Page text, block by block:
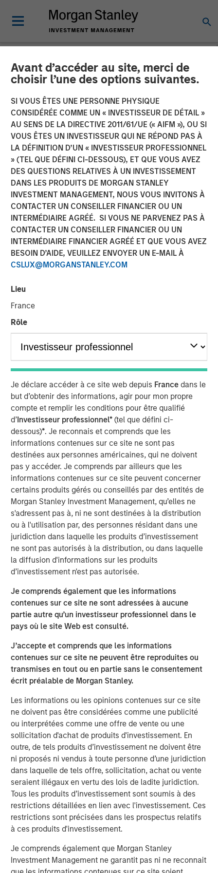
Avant d’accéder au site, merci de
choisir l’une des options suivantes.
SI VOUS ÊTES UNE PERSONNE PHYSIQUE
CONSIDÉRÉE COMME UN « INVESTISSEUR DE DÉTAIL »
AU SENS DE LA DIRECTIVE 2011/61/UE (« AIFM »), OU SI
VOUS ÊTES UN INVESTISSEUR QUI NE RÉPOND PAS À
LA DÉFINITION D’UN « INVESTISSEUR PROFESSIONNEL
» (TEL QUE DÉFINI CI-DESSOUS), ET QUE VOUS AVEZ
DES QUESTIONS RELATIVES À UN INVESTISSEMENT
DANS LES PRODUITS DE MORGAN STANLEY
INVESTMENT MANAGEMENT, NOUS VOUS INVITONS À
CONTACTER UN CONSEILLER FINANCIER OU UN
INTERMÉDIAIRE AGRÉÉ. SI VOUS NE PARVENEZ PAS À
CONTACTER UN CONSEILLER FINANCIER OU UN
INTERMÉDIAIRE FINANCIER AGRÉÉ ET QUE VOUS AVEZ
BESOIN D’AIDE, VEUILLEZ ENVOYER UN E-MAIL À
CSLUX@MORGANSTANLEY.COM
Lieu
France
Rôle
Je déclare accéder à ce site web depuis France dans le
but d’obtenir des informations, agir pour mon propre
compte et remplir les conditions pour être qualifié
d’Investisseur professionnel*(tel que défini ci-
dessous)*. Je reconnais et comprends que les
informations contenues sur ce site ne sont pas
destinées aux personnes américaines, qui ne doivent
pas y accéder. Je comprends par ailleurs que les
informations contenues sur ce site peuvent concerner
certains produits gérés ou conseillés par des entités de
Morgan Stanley Investment Management, qu’elles ne
s'adressent pas à, ni ne sont destinées à la distribution
ou à l'utilisation par, des personnes résidant dans une
juridiction dans laquelle les produits d’investissement
ne sont pas autorisés à la distribution, ou dans laquelle
la diffusion d'informations sur les produits
d’investissement n'est pas autorisée.
Je comprends également que les informations
contenues sur ce site ne sont adressées à aucune
partie autre qu’un investisseur professionnel dans le
pays où le site Web est consulté.
J’accepte et comprends que les informations
contenues sur ce site ne peuvent être reproduites ou
transmises en tout ou en partie sans le consentement
écrit préalable de Morgan Stanley.
Les informations ou les opinions contenues sur ce site
ne doivent pas être considérées comme une publicité
ou interprétées comme une offre de vente ou une
sollicitation d'achat de produits d'investissement. En
outre, de tels produits d’investissement ne doivent être
ni proposés ni vendus à toute personne d’une juridiction
dans laquelle de tels offre, sollicitation, achat ou vente
seraient illégaux en vertu des lois de ladite juridiction.
Tous les produits d’investissement sont soumis à des
restrictions détaillées en lien avec l'investissement. Ces
restrictions sont précisées dans les prospectus relatifs
à ces produits d'investissement.
Je comprends également que Morgan Stanley
Investment Management ne garantit pas ni ne reconnait
NEWSROOM
Morgan Stanley
Infrastructure Partners
Announces Investment in
The Pasha Group
01 AVRIL 2024
NEW YORK – April 01, 2024
Morgan Stanley Investment Management (“MSIM”),
Infrastructure Partners (“MSIP”), a private infrastructure
investment platform within MSIM, today announced it has
(“Pasha” or the “Company”), a family-owned maritime
infrastructure investment in the Hawaii trade.
Comprised of multiple business lines, the Company’s
largest segment is Pasha Hawaii, an ocean freight and
automobile shipping business operating in the U.S. West
Coast-Hawaii shipping market. Pasha Hawaii provides
critical transportation infrastructure required to support
Hawaii’s population, featuring state-of-the-art vessels
with over 40-year useful lives. With limited on-island
inventory and storage capacity in Hawaii, MSIP believes
Pasha has well-established its position in the U.S.-Hawaii
trade landscape, securing the timely and essential
delivery of goods to the islands.
“We are excited to partner with The Pasha Group, a
company with strong market positioning, resilience, and a
stable long-term growth profile,” said Daniel Sailors,
Managing Director for MSIP. “We believe Pasha provides
a critical and recurring service to the people of Hawaii
and we welcome the opportunity to continue to be a
capital partner to the Company going forward.”
Kirkland & Ellis LLP served as legal counsel for MSIP.
Nixon Peabody LLP served as legal counsel for The
Pasha Group, with BofA Securities, Inc. serving as capital
markets advisor.
About The Pasha Group
The Pasha Group is a family-owned, third-generation
diversified global logistics and transportation company
rolling stock between the U.S. West Coast and Hawaii;
port processing services for finished and privately owned
vehicles; stevedoring for vehicles, breakbulk and
container cargos; auto hauling services with its truck
fleet throughout the contiguous U.S.; domestic and
international relocation services; nationwide container
and trailer trucking, LTL, and port warehouse services,
container drayage services throughout California,
international logistics management for general
commodity and project cargoes, Offshore Wind support
services in ports and offshore, and clean energy
transition services in ports and maritime fleets.
About Morgan Stanley Infrastructure Partners